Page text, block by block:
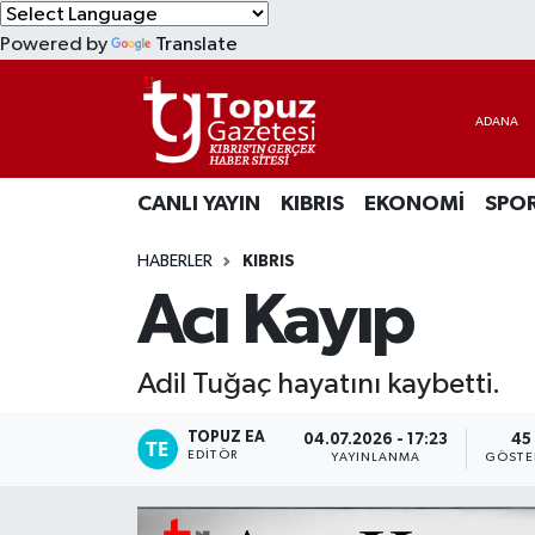
Powered by Translate
CANLI YAYIN KIBRIS EKONOMİ
HABERLER KIBRIS
Acı Kayıp
Adil Tuğaç hayatını kaybetti.
TOPUZ EA
EDITÖR
04.07.2026 - 17:23
YAYINLANMA
45
EKONOMİ
MAGAZİN
SAĞLIK
TEKNOLOJİ
Lefkoşa Nöbetçi Eczaneler
Lefkoşa Hava Durumu
Lefkoşa Trafik Yoğunluk Haritası
Süper Lig Puan Durumu ve Fikstür
Tüm Manşetler
Son Dakika Haberleri
Haber Arşivi